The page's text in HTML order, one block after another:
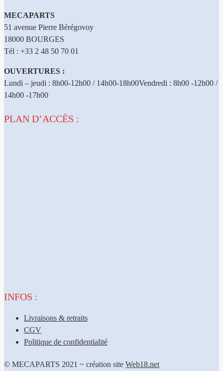
MECAPARTS
51 avenue Pierre Bérégovoy
18000 BOURGES
Tél : +33 2 48 50 70 01
OUVERTURES :
Lundi – jeudi : 8h00-12h00 / 14h00-18h00Vendredi : 8h00 -12h00 /
14h00 -17h00
PLAN D’ACCÈS :
INFOS :
Livraisons & retraits
CGV
Politique de confidentialité
© MECAPARTS 2021 ~ création site Web18.net